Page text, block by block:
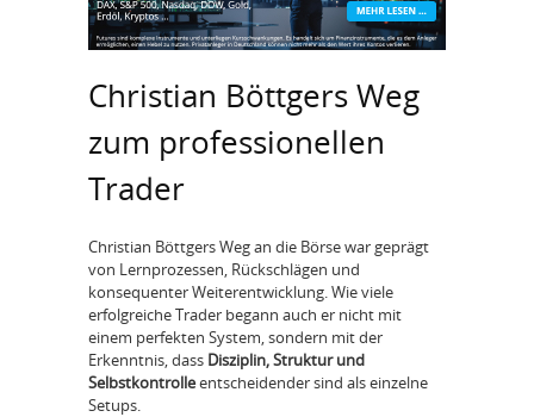
Christian Böttgers Weg
zum professionellen
Trader
Christian Böttgers Weg an die Börse war geprägt
von Lernprozessen, Rückschlägen und
konsequenter Weiterentwicklung. Wie viele
erfolgreiche Trader begann auch er nicht mit
einem perfekten System, sondern mit der
Erkenntnis, dass Disziplin, Struktur und
Selbstkontrolleentscheidender sind als einzelne
Setups.